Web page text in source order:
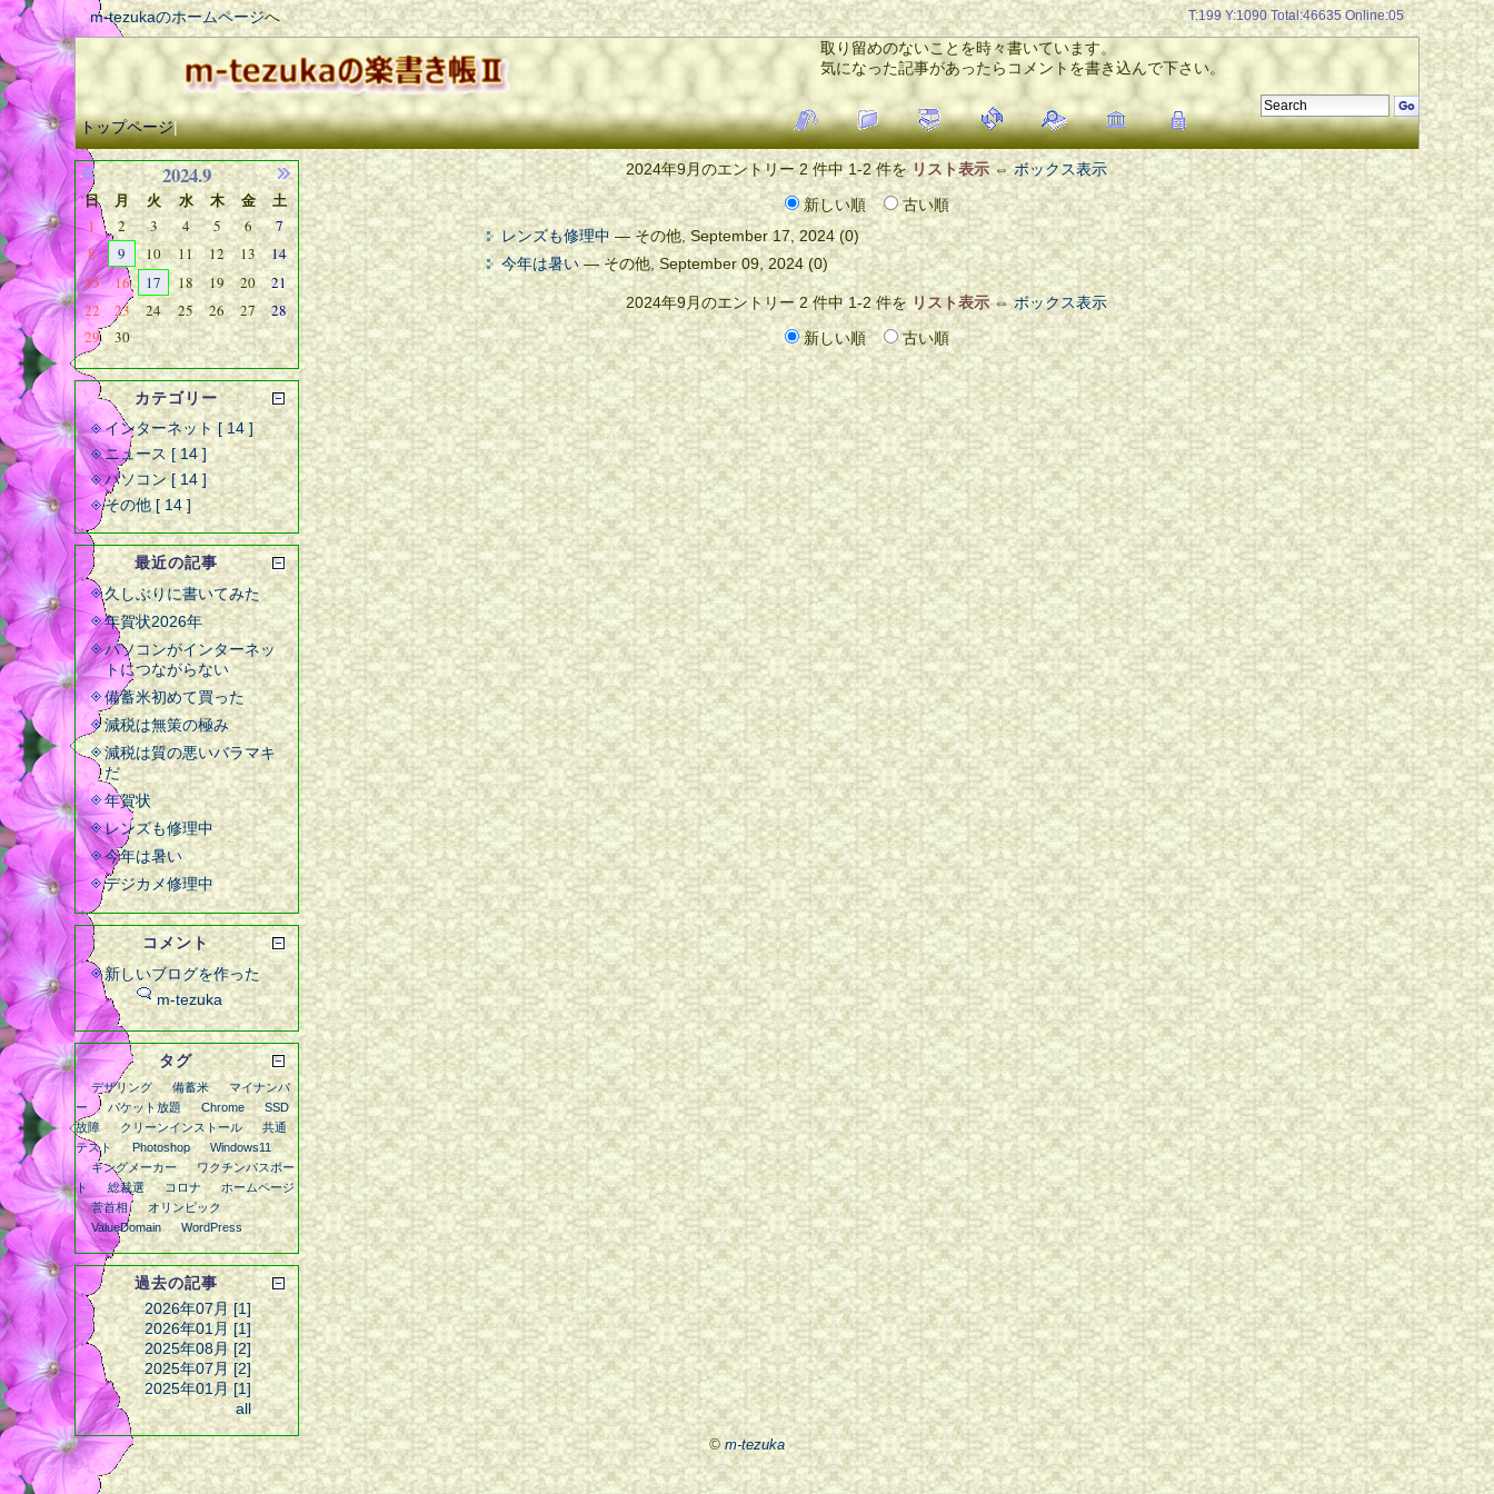
トップページ|
2024年9月のエントリー 2 件中 1-2 件を リスト表示⇔ボックス表示
新しい順
古い順
レンズも修理中—その他, September 17, 2024 (0)
今年は暑い —その他 ,September 09, 2024 (0)
2024年9月のエントリー 2 件中 1-2 件を リスト表示⇔ボックス表示
新しい順
古い順
2024.9
日 月 火 水 木 金 土
1 2 3 4 5 6
7
8
9 10 11 12 13
14
15
16 17 18 19 20
21
22
23 24 25 26 27
28
29
30
カテゴリー
インターネット [ 14 ]
ニュース [ 14 ]
パソコン [ 14 ]
その他 [ 14 ]
最近の記事
久しぶりに書いてみた
年賀状2026年
パソコンがインターネッ
トにつながらない
備蓄米初めて買った
減税は無策の極み
減税は質の悪いバラマキ
だ
年賀状
レンズも修理中
今年は暑い
デジカメ修理中
コメント
新しいブログを作った
m-tezuka
タグ
デザリング 備蓄米
マイナンバ
ー
パケット放題 Chrome
SSD
故障
クリーンインストール
共通
テスト
Photoshop
Windows11
キングメーカー
ワクチンパスポー
ト
総裁選 コロナ
ホームページ
菅首相
オリンピック
ValueDomain
WordPress
過去の記事
2026年07月 [1]
2026年01月 [1]
2025年08月 [2]
2025年07月 [2]
2025年01月 [1]
all
T:199 Y:1090 Total:46635 Online:05
取り留めのないことを時々書いています。
気になった記事があったらコメントを書き込んで下さい。
© m-tezuka
m-tezukaのホームページへ